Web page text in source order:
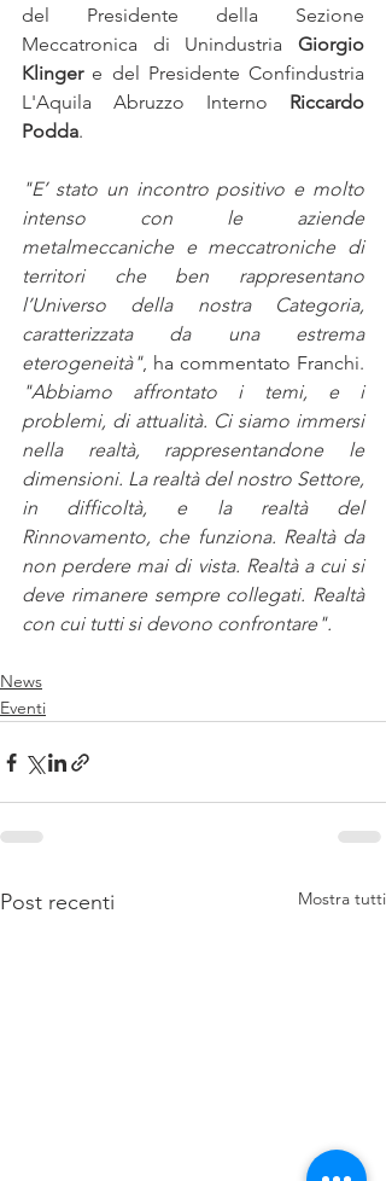
del Presidente della Sezione
Meccatronica di Unindustria Giorgio
Klinger e del Presidente Confindustria
L'Aquila Abruzzo Interno Riccardo
Podda.
"E’ stato un incontro positivo e molto
intenso con le aziende
metalmeccaniche e meccatroniche di
territori che ben rappresentano
l’Universo della nostra Categoria,
caratterizzata da una estrema
eterogeneità", ha commentato Franchi.
"Abbiamo affrontato i temi, e i
problemi, di attualità. Ci siamo immersi
nella realtà, rappresentandone le
dimensioni. La realtà del nostro Settore,
in difficoltà, e la realtà del
Rinnovamento, che funziona. Realtà da
non perdere mai di vista. Realtà a cui si
deve rimanere sempre collegati. Realtà
con cui tutti si devono confrontare".
News
Eventi
Post recenti Mostra tutti